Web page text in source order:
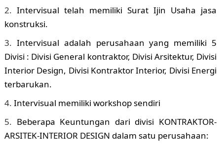
Intervisual telah memiliki Surat Ijin Usaha jasa
konstruksi.
Intervisual adalah perusahaan yang memiliki 5
Divisi : Divisi General kontraktor, Divisi Arsitektur, Divisi
Interior Design, Divisi Kontraktor Interior, Divisi Energi
terbarukan.
Intervisual memiliki workshop sendiri
Beberapa Keuntungan dari divisi KONTRAKTOR-
ARSITEK-INTERIOR DESIGN dalam satu perusahaan: